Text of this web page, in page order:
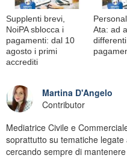
Supplenti brevi,
NoiPA sblocca i
pagamenti: dal 10
agosto i primi
accrediti
Ata: ad
Martina D'Angelo
Contributor
Mediatrice Civile e
soprattutto su tematiche
cercando sempre di